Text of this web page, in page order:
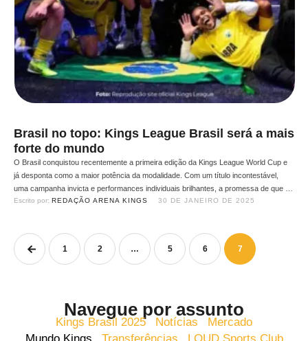
Brasil no topo: Kings League Brasil será a mais
forte do mundo
O Brasil conquistou recentemente a primeira edição da Kings League World Cup e
já desponta como a maior potência da modalidade. Com um título incontestável,
uma campanha invicta e performances individuais brilhantes, a promessa de que a
Kings League Brasil será a liga mais forte do mundo não parece exagero. O domínio
Escrito por: REDAÇÃO ARENA KINGS 30 DE JANEIRO DE 2025
1 2 … 5 6 7
Navegue por assunto
Kings Brasil 2025 Notícias
Mercado